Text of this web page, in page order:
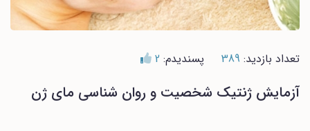
تعداد بازدید: 389 پسندیدم: 2
آزمایش ژنتیک شخصیت و روان شناسی مای ژن